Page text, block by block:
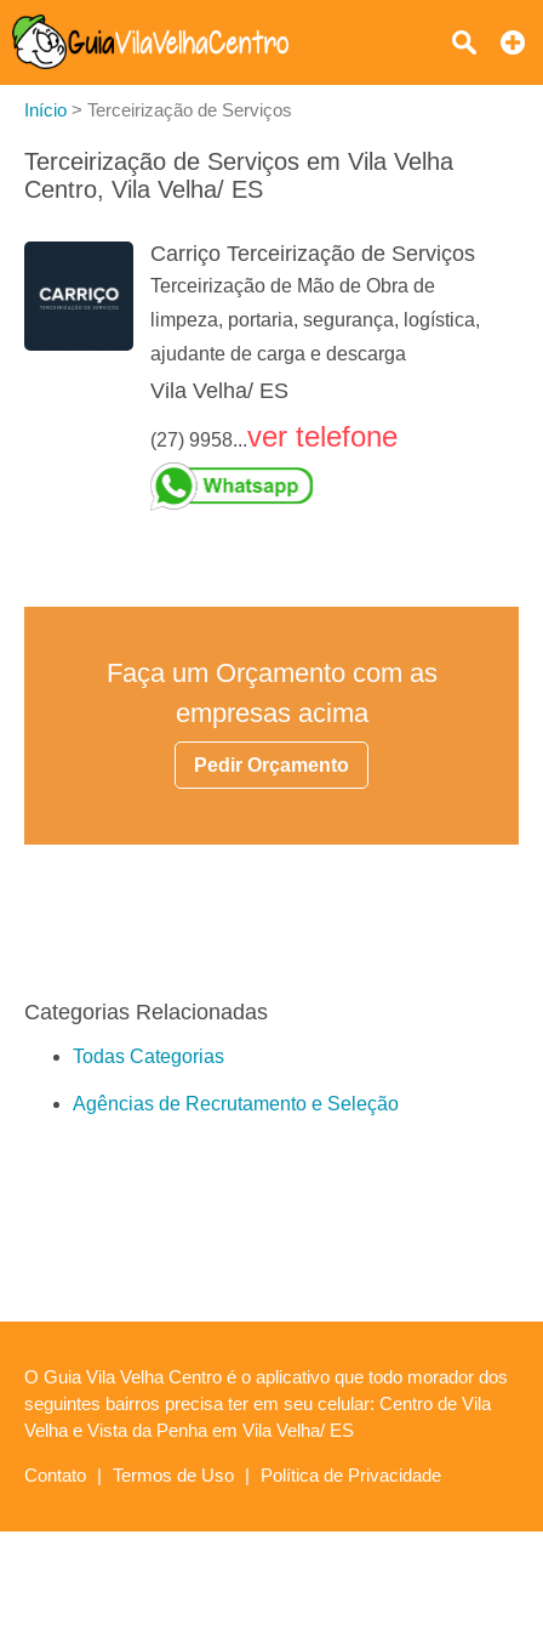
Início > Terceirização de Serviços
Terceirização de Serviços em Vila Velha
Centro, Vila Velha/ ES
Carriço Terceirização de Serviços
Terceirização de Mão de Obra de
limpeza, portaria, segurança, logística,
ajudante de carga e descarga
Vila Velha/ ES
(27) 9958...ver telefone
Faça um Orçamento com as
empresas acima
Pedir Orçamento
Categorias Relacionadas
Todas Categorias
Agências de Recrutamento e Seleção
O Guia Vila Velha Centro é o aplicativo que todo morador dos
seguintes bairros precisa ter em seu celular: Centro de Vila
Velha e Vista da Penha em Vila Velha/ ES
Contato | Termos de Uso | Política de Privacidade